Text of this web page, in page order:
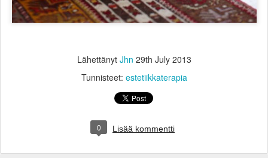
Lähettänyt Jhn 29th July 2013
Tunnisteet: estetiikkaterapia
0 Lisää kommentti